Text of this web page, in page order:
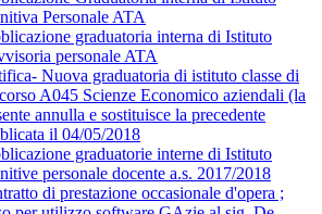
Personale ATA
graduatoria interna di Istituto
personale ATA
Nuova graduatoria di istituto classe di
A045 Scienze Economico aziendali (la
annulla e sostituisce la precedente
il 04/05/2018
graduatorie interne di Istituto
personale docente a.s. 2017/2018
di prestazione occasionale d'opera ;